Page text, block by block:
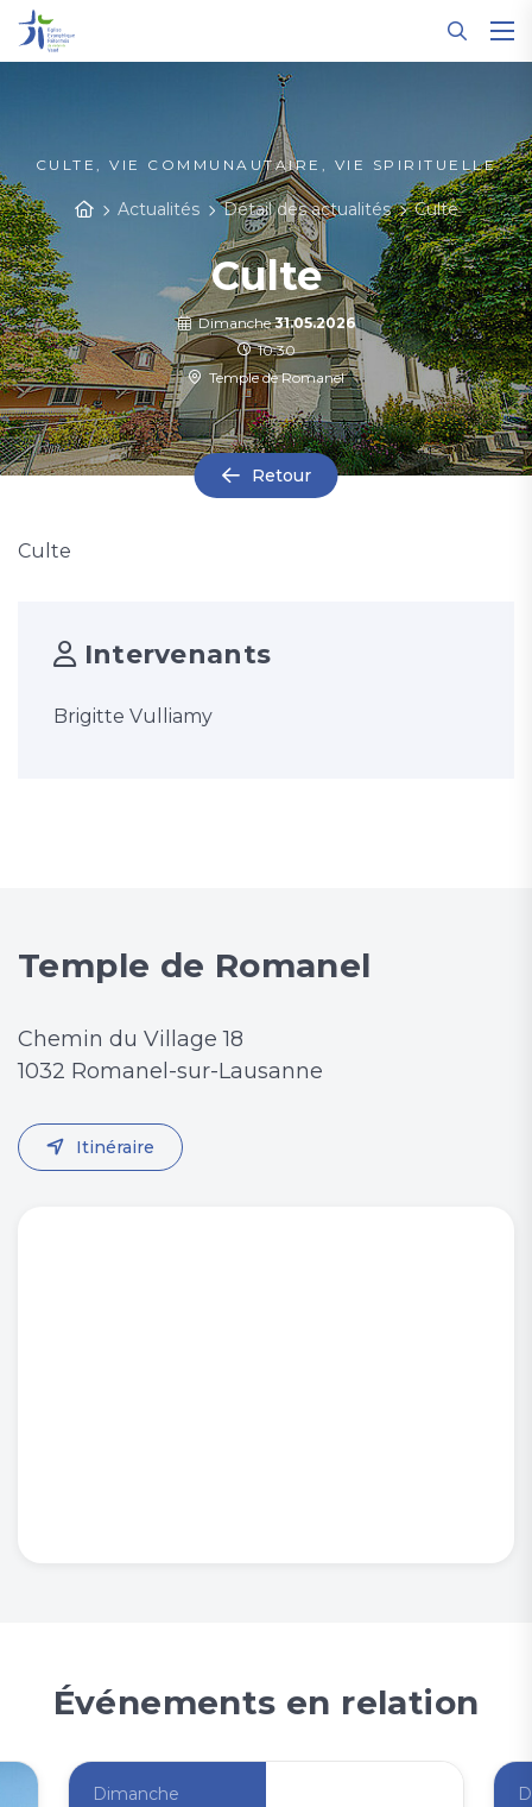
CULTE, VIE COMMUNAUTAIRE, VIE SPIRITUELLE
Actualités Détail des actualités Culte
Culte
Dimanche31.05.2026
10:30
Temple de Romanel
Retour
Culte
Intervenants
Brigitte Vulliamy
Temple de Romanel
Chemin du Village 18
1032 Romanel-sur-Lausanne
Itinéraire
Événements en relation
Dimanche
Panneau de gestion des cookies